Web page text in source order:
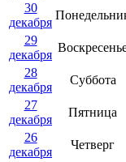
30
декабря
29
декабря
28
декабря
Суббота
27
декабря
Пятница
26
декабря
Четверг